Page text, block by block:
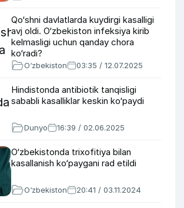
Qo‘shni davlatlarda kuydirgi kasalligi
avj oldi. O‘zbekiston infeksiya kirib
kelmasligi uchun qanday chora
ko‘radi?
O‘zbekiston 03:35 / 12.07.2025
Hindistonda antibiotik tanqisligi
sababli kasalliklar keskin ko‘paydi
Dunyo 16:39 / 02.06.2025
O‘zbekistonda trixofitiya bilan
kasallanish ko‘paygani rad etildi
O‘zbekiston 20:41 / 03.11.2024